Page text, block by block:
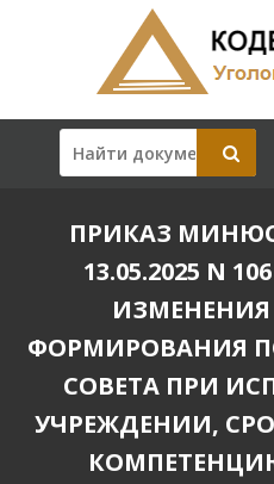
ПРИКАЗ
13.05.2025 N
ФОРМИРОВАНИЯ
СОВЕТА ПРИ
УЧРЕЖДЕНИИ,